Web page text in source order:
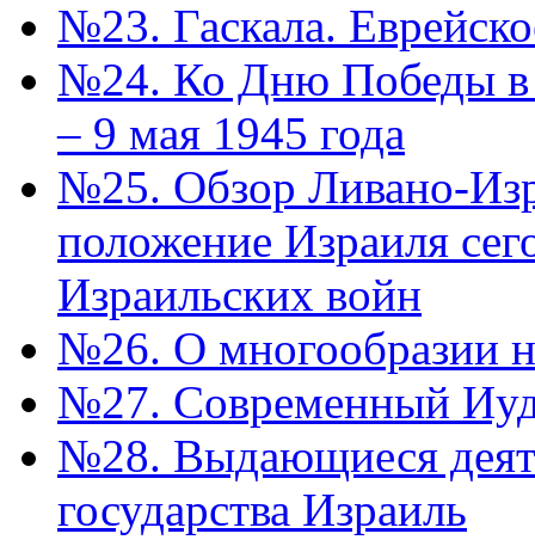
№23. Гаскала.
№24. Ко Дню Победы в
– 9 мая 1945 года
№25. Обзор Ливано-
положение Израиля
Израильских войн
№26. О многообразии
№27. Современный
№28. Выдающиеся
государства Израиль